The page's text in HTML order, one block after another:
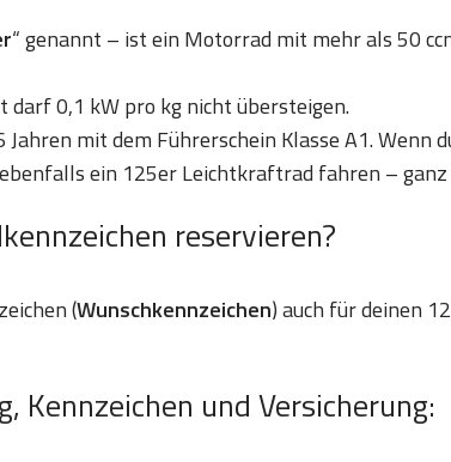
“ genannt – ist ein Motorrad mit mehr als 50
darf 0,1 kW pro kg nicht übersteigen.
mit dem Führerschein Klasse A1.
ein 125er Leichtkraftrad fahren –
reservieren?
(Wunschkennzeichen) auch für deinen
Kennzeichen und Versicherung: